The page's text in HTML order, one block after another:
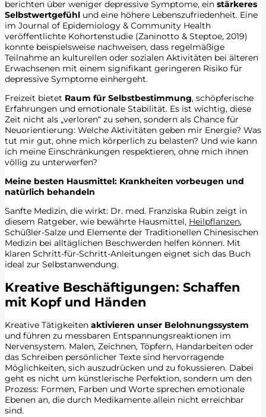
berichten über weniger depressive Symptome, ein stärkeres
Selbstwertgefühl und eine höhere Lebenszufriedenheit. Eine
im Journal of Epidemiology & Community Health
veröffentlichte Kohortenstudie (Zaninotto & Steptoe, 2019)
konnte beispielsweise nachweisen, dass regelmäßige
Teilnahme an kulturellen oder sozialen Aktivitäten bei älteren
Erwachsenen mit einem signifikant geringeren Risiko für
depressive Symptome einhergeht.
Freizeit bietet Raum für Selbstbestimmung, schöpferische
Erfahrungen und emotionale Stabilität. Es ist wichtig, diese
Zeit nicht als „verloren“ zu sehen, sondern als Chance für
Neuorientierung: Welche Aktivitäten geben mir Energie? Was
tut mir gut, ohne mich körperlich zu belasten? Und wie kann
ich meine Einschränkungen respektieren, ohne mich ihnen
völlig zu unterwerfen?
Meine besten Hausmittel: Krankheiten vorbeugen und
natürlich behandeln
Sanfte Medizin, die wirkt: Dr. med. Franziska Rubin zeigt in
diesem Ratgeber, wie bewährte Hausmittel, Heilpflanzen,
Schüßler-Salze und Elemente der Traditionellen Chinesischen
Medizin bei alltäglichen Beschwerden helfen können. Mit
klaren Schritt-für-Schritt-Anleitungen eignet sich das Buch
ideal zur Selbstanwendung.
Kreative Beschäftigungen: Schaffen
mit Kopf und Händen
Kreative Tätigkeiten aktivieren unser Belohnungssystem
und führen zu messbaren Entspannungsreaktionen im
Nervensystem. Malen, Zeichnen, Töpfern, Handarbeiten oder
das Schreiben persönlicher Texte sind hervorragende
Möglichkeiten, sich auszudrücken und zu fokussieren. Dabei
geht es nicht um künstlerische Perfektion, sondern um den
Prozess: Formen, Farben und Worte sprechen emotionale
Ebenen an, die durch Medikamente allein nicht erreichbar
sind.